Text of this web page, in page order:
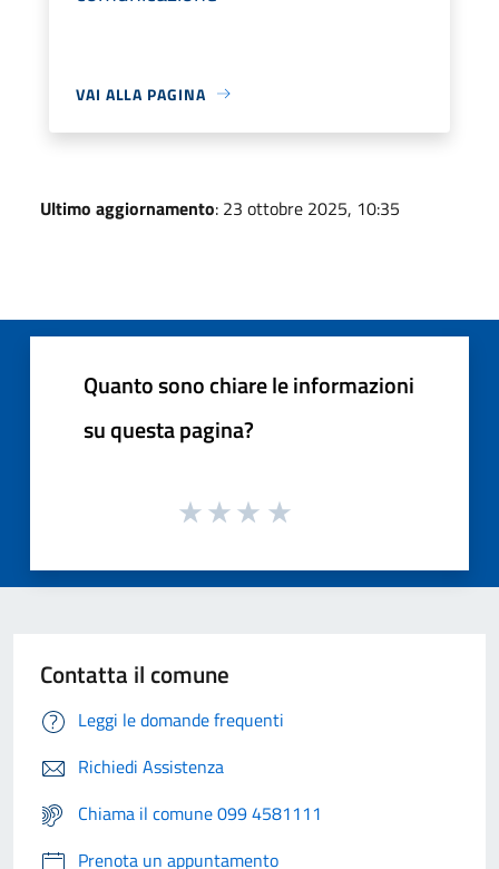
VAI ALLA PAGINA
Ultimo aggiornamento: 23 ottobre 2025, 10:35
Quanto sono chiare le informazioni
su questa pagina?
Contatta il comune
Leggi le domande frequenti
Richiedi Assistenza
Chiama il comune 099 4581111
Prenota un appuntamento